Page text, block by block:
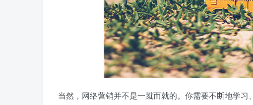
当然，网络营销并不是一蹴而就的。你需要不断地学